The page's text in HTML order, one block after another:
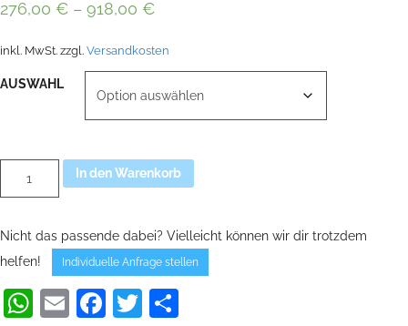
276,00 € – 918,00 €
inkl. MwSt. zzgl. Versandkosten
AUSWAHL
Servicepaket
SEGWAY
i2
SE
&
Menge
In den Warenkorb Alternative:
Nicht das passende dabei? Vielleicht können wir dir trotzdem
helfen!
Individuelle Anfrage stellen
WhatsApp
EmailFacebook
Twitter